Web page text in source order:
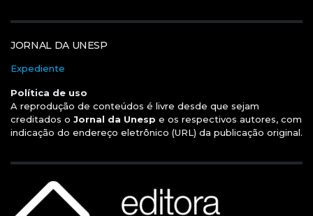
JORNAL DA UNESP
Expediente
Política de uso
A reprodução de conteúdos é livre desde que sejam
creditados o Jornal da Unesp e os respectivos autores, com
indicação do endereço eletrônico (URL) da publicação original.